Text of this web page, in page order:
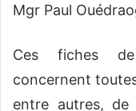
Mgr Paul
Ces fiches
concernent
entre autres, de